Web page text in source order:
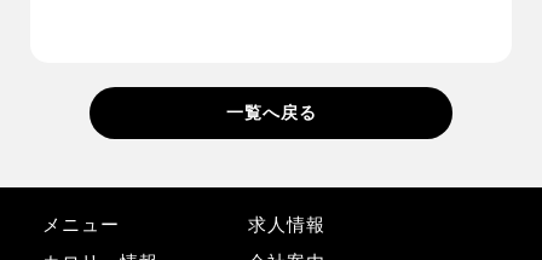
一覧へ戻る
メニュー
求人情報